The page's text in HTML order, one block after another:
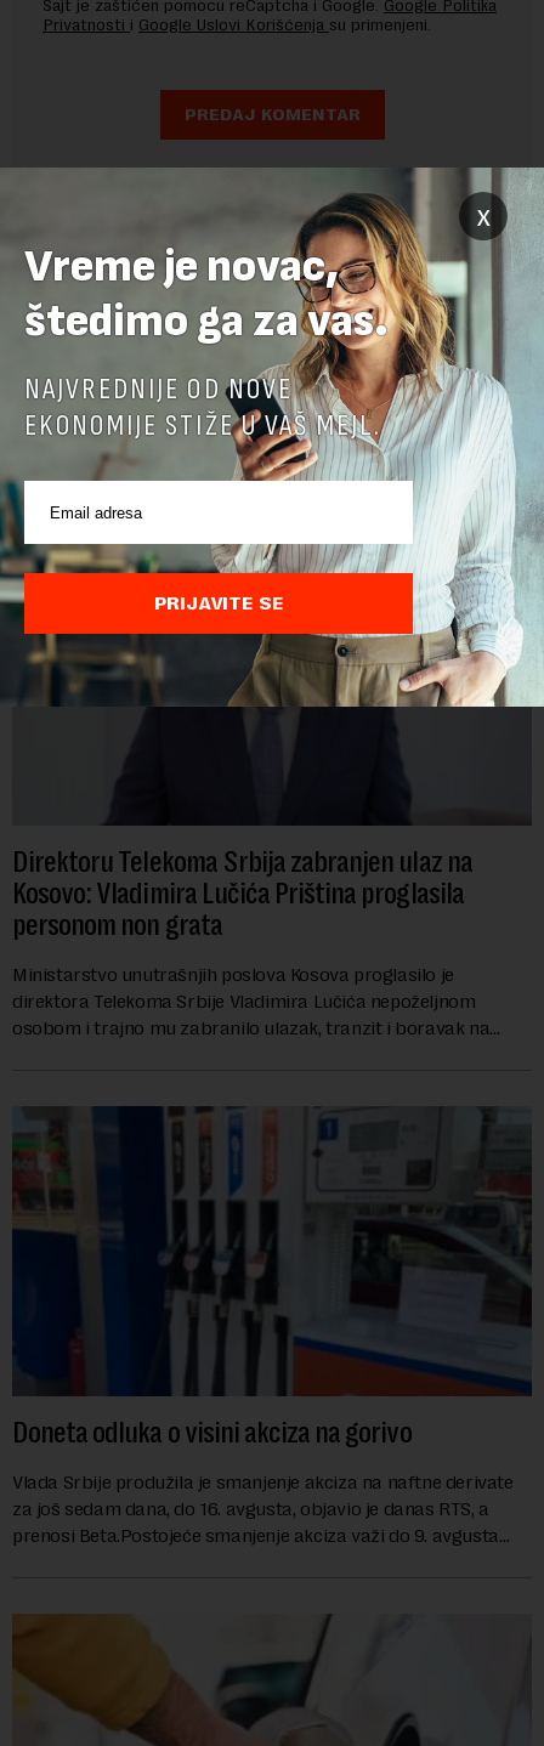
Sajt je zaštićen pomocu reCaptcha i Google. Google Politika
Privatnosti i Google Uslovi Korišćenja su primenjeni.
POVEZANI SADRŽAJI
Direktoru Telekoma Srbija zabranjen ulaz na
Kosovo: Vladimira Lučića Priština proglasila
personom non grata
Ministarstvo unutrašnjih poslova Kosova proglasilo je
direktora Telekoma Srbije Vladimira Lučića nepoželjnom
osobom i trajno mu zabranilo ulazak, tranzit i boravak na
Doneta odluka o visini akciza na gorivo
Vlada Srbije produžila je smanjenje akciza na naftne derivate
za još sedam dana, do 16. avgusta, objavio je danas RTS, a
prenosi Beta.Postojeće smanjenje akciza važi do 9. avgusta
x
Vreme je novac,
štedimo ga za vas.
NAJVREDNIJE OD NOVE
EKONOMIJE STIŽE U VAŠ MEJL.
PRIJAVITE SE